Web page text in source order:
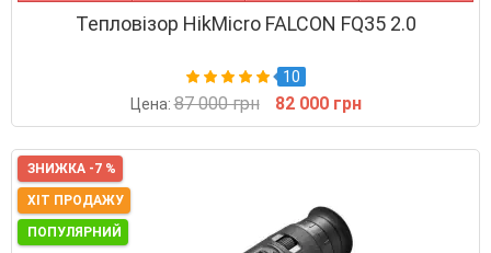
Тепловізор HikMicro FALCON FQ35 2.0
10
Цена:87 000 грн 82 000 грн
ЗНИЖКА -7 %
ХІТ ПРОДАЖУ
ПОПУЛЯРНИЙ